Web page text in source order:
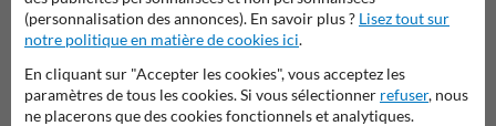
Poser votre question à ProtectionIndustrielle.be
Nom*
(personnalisation des annonces). En savoir plus ? Lisez tout sur
notre politique en matière de cookies ici.
En cliquant sur "Accepter les cookies", vous acceptez les
paramètres de tous les cookies. Si vous sélectionner refuser, nous
ne placerons que des cookies fonctionnels et analytiques.